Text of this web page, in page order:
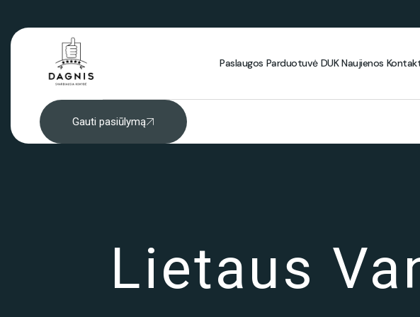
Paslaugos Parduotuvė DUK Naujienos
Gauti pasiūlymą
Lietaus